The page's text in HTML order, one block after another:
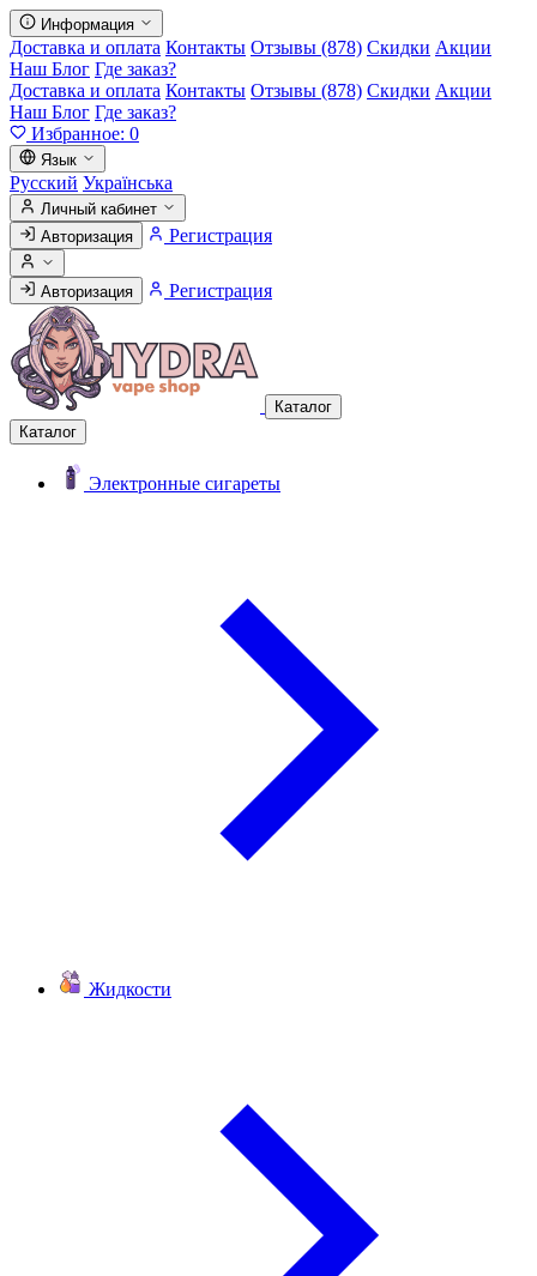
Информация
Доставка и оплата Контакты Отзывы (878) Скидки Акции
Наш Блог Где заказ?
Доставка и оплата Контакты Отзывы (878) Скидки Акции
Наш Блог Где заказ?
Избранное: 0
Язык
Русский Українська
Личный кабинет
Авторизация
Регистрация
Авторизация Регистрация
Каталог
Каталог
Электронные сигареты
Жидкости